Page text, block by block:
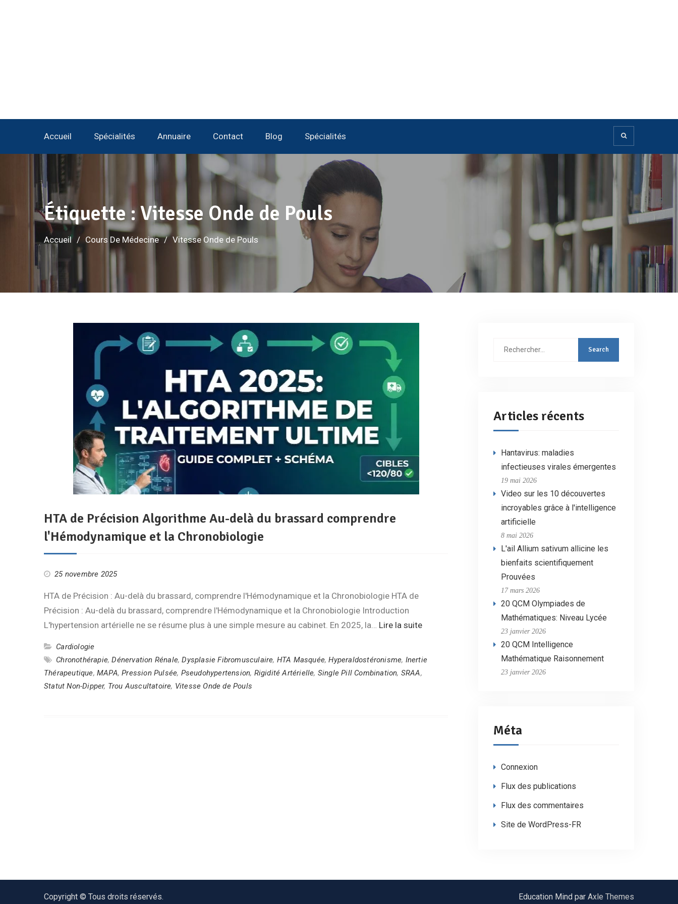
Accueil Spécialités Annuaire Contact Blog Spécialités
Étiquette :Vitesse Onde de Pouls
Accueil Cours De Médecine Vitesse Onde de Pouls
HTA de Précision Algorithme Au-delà du brassard comprendre
l'Hémodynamique et la Chronobiologie
25 novembre 2025
HTA de Précision : Au-delà du brassard, comprendre l'Hémodynamique et la Chronobiologie HTA de
Précision : Au-delà du brassard, comprendre l'Hémodynamique et la Chronobiologie Introduction
L'hypertension artérielle ne se résume plus à une simple mesure au cabinet. En 2025, la… Lire la suite
Cardiologie
Chronothérapie,Dénervation Rénale,Dysplasie Fibromusculaire, HTA Masquée,Hyperaldostéronisme, Inertie
Thérapeutique,MAPA,Pression Pulsée, Pseudohypertension, Rigidité Artérielle, Single Pill Combination, SRAA,
Statut Non-Dipper, Trou Auscultatoire, Vitesse Onde de Pouls
Rechercher
Articles récents
Hantavirus: maladies
infectieuses virales émergentes
19 mai 2026
Video sur les 10 découvertes
incroyables grâce à l'intelligence
artificielle
8 mai 2026
L'ail Allium sativum allicine les
bienfaits scientifiquement
Prouvées
17 mars 2026
20 QCM Olympiades de
Mathématiques: Niveau Lycée
23 janvier 2026
20 QCM Intelligence
Mathématique Raisonnement
23 janvier 2026
Méta
Connexion
Flux des publications
Flux des commentaires
Site de WordPress-FR
Copyright © Tous droits réservés. Education Mind par Axle Themes